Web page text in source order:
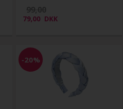
79,00 DKK
-20%